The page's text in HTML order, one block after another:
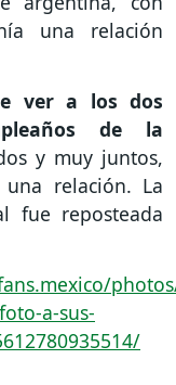
una relación
ver a los dos
de la
y muy juntos,
relación. La
fue reposteada
a-sus-